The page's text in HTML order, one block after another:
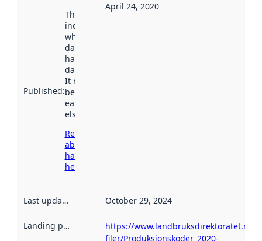
Published:
This date
indicates
when the
dataset was
harvested by
data.norge.no.
It may have
been available
earlier
elsewhere.
Read more
about
harvesting
here
April 24, 2020
Last updated October 29, 2024
Landing page
https://www.landbruksdirektoratet.no/
filer/Produksjonskoder_2020-